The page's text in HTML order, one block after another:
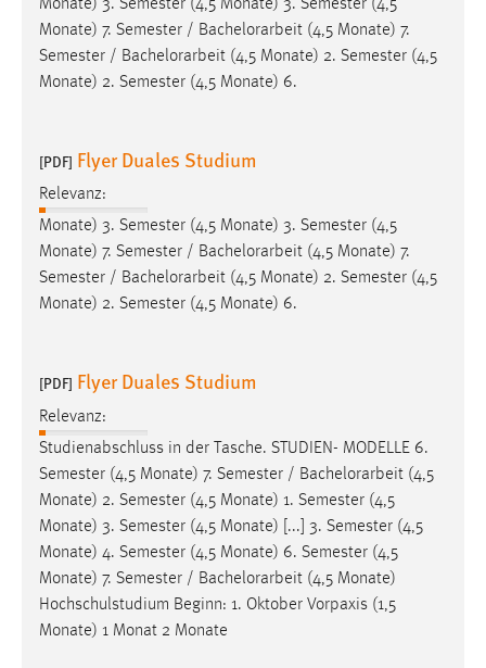
Monate) 3. Semester (4,5 Monate) 3. Semester (4,5
Monate) 7. Semester / Bachelorarbeit (4,5 Monate) 7.
Semester / Bachelorarbeit (4,5 Monate) 2. Semester (4,5
Monate) 2. Semester (4,5 Monate) 6.
[PDF] Flyer Duales Studium
Relevanz:
Monate) 3. Semester (4,5 Monate) 3. Semester (4,5
Monate) 7. Semester / Bachelorarbeit (4,5 Monate) 7.
Semester / Bachelorarbeit (4,5 Monate) 2. Semester (4,5
Monate) 2. Semester (4,5 Monate) 6.
[PDF] Flyer Duales Studium
Relevanz:
Studienabschluss in der Tasche. STUDIEN- MODELLE 6.
Semester (4,5 Monate) 7. Semester / Bachelorarbeit (4,5
Monate) 2. Semester (4,5 Monate) 1. Semester (4,5
Monate) 3. Semester (4,5 Monate) [...] 3. Semester (4,5
Monate) 4. Semester (4,5 Monate) 6. Semester (4,5
Monate) 7. Semester / Bachelorarbeit (4,5 Monate)
Hochschulstudium Beginn: 1. Oktober Vorpaxis (1,5
Monate) 1 Monat 2 Monate
Performance
Zweck:
Für performante Seitenauslieferung wird in diesem Cookie
gespeichert, ob man eingeloggt ist.
Sprachpräferenz
Das Cookie speichert die gewählte Sprache der Website.
Cookie Laufzeit:
30 Tage
Chat
Name:
MibewSessionID, MIBEW_UserID, mibew_locale, mibew-